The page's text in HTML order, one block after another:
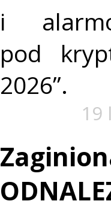
i
pod
2026”.
19